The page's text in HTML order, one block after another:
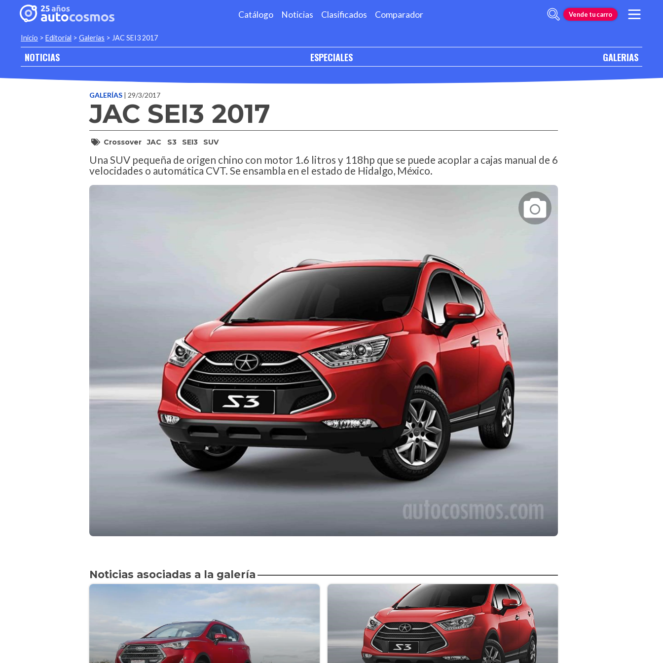
Catálogo Noticias Clasificados Comparador Vende tu carro
Inicio > Editorial > Galerias > JAC SEI3 2017
NOTICIAS ESPECIALES GALERIAS
GALERÍAS | 29/3/2017
JAC SEI3 2017
Crossover JAC S3 SEI3 SUV
Una SUV pequeña de origen chino con motor 1.6 litros y 118hp que se puede acoplar a cajas manual de 6
velocidades o automática CVT. Se ensambla en el estado de Hidalgo, México.
Noticias asociadas a la galería